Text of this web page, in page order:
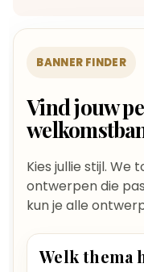
BANNER FINDER
Vind jouw
Kies jullie stijl. We
ontwerpen die
kun je alle
Welk thema